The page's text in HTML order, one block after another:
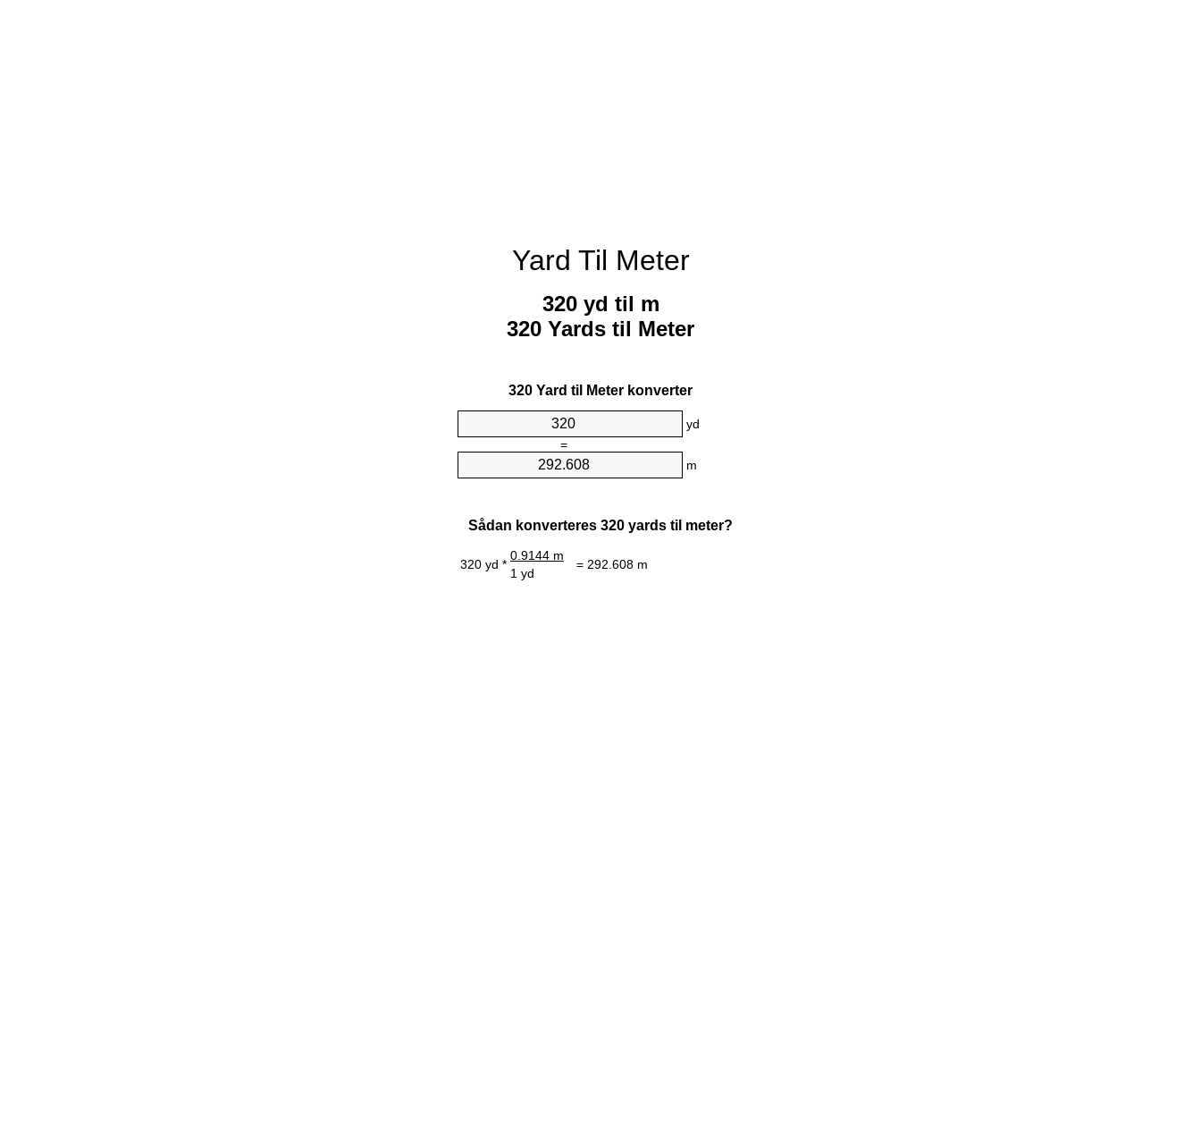
Yard Til Meter
320 yd til m
320 Yards til Meter
320 Yard til Meter konverter
yd
=
m
Sådan konverteres 320 yards til meter?
320 yd *
0.9144 m
= 292.608 m
1 yd